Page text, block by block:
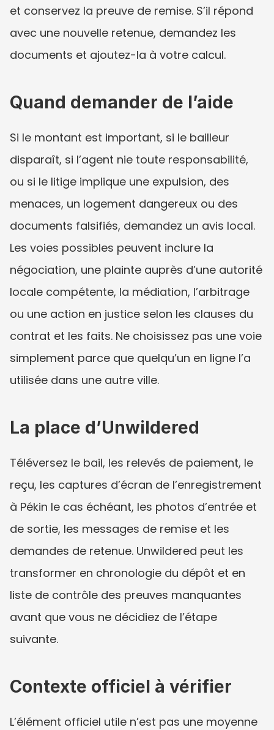
et conservez la preuve de remise. S’il répond
avec une nouvelle retenue, demandez les
documents et ajoutez-la à votre calcul.
Quand demander de l’aide
Si le montant est important, si le bailleur
disparaît, si l’agent nie toute responsabilité,
ou si le litige implique une expulsion, des
menaces, un logement dangereux ou des
documents falsifiés, demandez un avis local.
Les voies possibles peuvent inclure la
négociation, une plainte auprès d’une autorité
locale compétente, la médiation, l’arbitrage
ou une action en justice selon les clauses du
contrat et les faits. Ne choisissez pas une voie
simplement parce que quelqu’un en ligne l’a
utilisée dans une autre ville.
La place d’Unwildered
Téléversez le bail, les relevés de paiement, le
reçu, les captures d’écran de l’enregistrement
à Pékin le cas échéant, les photos d’entrée et
de sortie, les messages de remise et les
demandes de retenue. Unwildered peut les
transformer en chronologie du dépôt et en
liste de contrôle des preuves manquantes
avant que vous ne décidiez de l’étape
suivante.
Contexte officiel à vérifier
L’élément officiel utile n’est pas une moyenne